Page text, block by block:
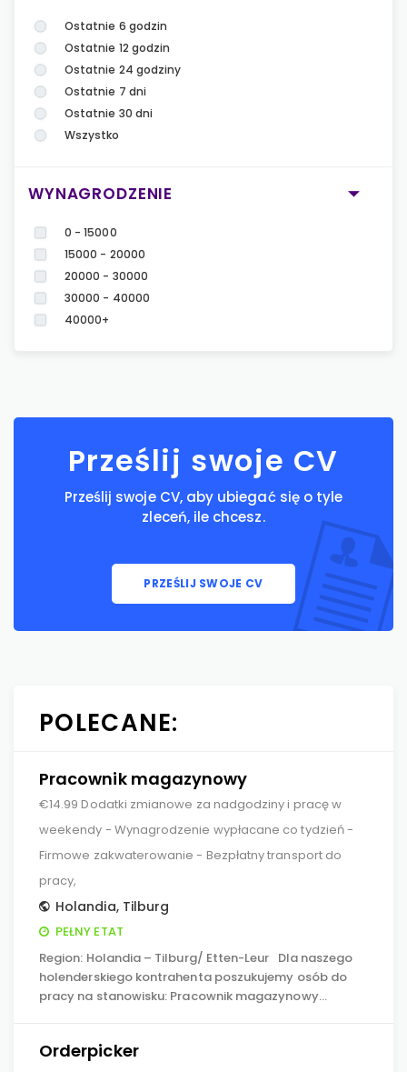
Ostatnie 6 godzin
Ostatnie 12 godzin
Ostatnie 24 godziny
Ostatnie 7 dni
Ostatnie 30 dni
Wszystko
WYNAGRODZENIE
0 - 15000
15000 - 20000
20000 - 30000
30000 - 40000
40000+
Prześlij swoje CV
Prześlij swoje CV, aby ubiegać się o tyle
zleceń, ile chcesz.
PRZEŚLIJ SWOJE CV
POLECANE:
Pracownik magazynowy
€14.99 Dodatki zmianowe za nadgodziny i pracę w
weekendy - Wynagrodzenie wypłacane co tydzień -
Firmowe zakwaterowanie - Bezpłatny transport do
pracy,
Holandia, Tilburg
PEŁNY ETAT
Region: Holandia – Tilburg/ Etten-Leur Dla naszego
holenderskiego kontrahenta poszukujemy osób do
pracy na stanowisku: Pracownik magazynowy…
Orderpicker